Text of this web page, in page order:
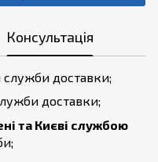
Консультація
доставки;
доставки;
та Києві службою